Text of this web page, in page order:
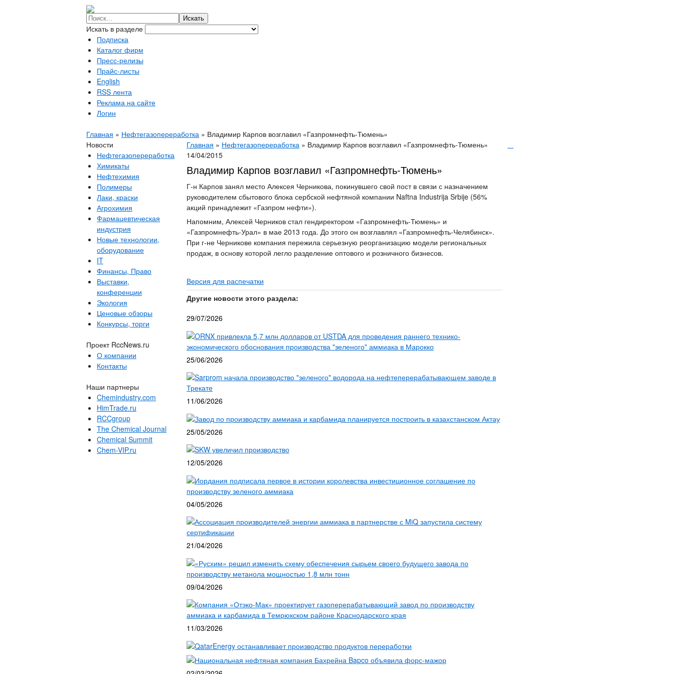
Искать в разделе
Подписка
Каталог фирм
Пресс-релизы
Прайс-листы
English
RSS лента
Реклама на сайте
Логин
Главная » Нефтегазопереработка » Владимир Карпов возглавил «Газпромнефть-Тюмень»
Новости
Нефтегазопереработка
Химикаты
Нефтехимия
Полимеры
Лаки, краски
Агрохимия
Фармацевтическая
индустрия
Новые технологии,
оборудование
IT
Финансы, Право
Выставки,
конференции
Экология
Ценовые обзоры
Конкурсы, торги
Проект RccNews.ru
О компании
Контакты
Наши партнеры
Chemindustry.com
HimTrade.ru
RCCgroup
The Chemical Journal
Chemical Summit
Chem-VIP.ru
Главная » Нефтегазопереработка » Владимир Карпов возглавил «Газпромнефть-Тюмень»
14/04/2015
Владимир Карпов возглавил «Газпромнефть-Тюмень»
Г-н Карпов занял место Алексея Черникова, покинувшего свой пост в связи с назначением
руководителем сбытового блока сербской нефтяной компании Naftna Industrija Srbije (56%
акций принадлежит «Газпром нефти»).
Напомним, Алексей Черников стал гендиректором «Газпромнефть-Тюмень» и
«Газпромнефть-Урал» в мае 2013 года. До этого он возглавлял «Газпромнефть-Челябинск».
При г-не Черникове компания пережила серьезную реорганизацию модели региональных
продаж, в основу которой легло разделение оптового и розничного бизнесов.
Версия для распечатки
Другие новости этого раздела:
29/07/2026
ORNX привлекла 5,7 млн долларов от USTDA для проведения раннего технико-
экономического обоснования производства "зеленого" аммиака в Марокко
25/06/2026
Sarprom начала производство "зеленого" водорода на нефтеперерабатывающем заводе в
Трекате
11/06/2026
Завод по производству аммиака и карбамида планируется построить в казахстанском Актау
25/05/2026
SKW увеличил производство
12/05/2026
Иордания подписала первое в истории королевства инвестиционное соглашение по
производству зеленого аммиака
04/05/2026
Ассоциация производителей энергии аммиака в партнерстве с MiQ запустила систему
сертификации
21/04/2026
«Русхим» решил изменить схему обеспечения сырьем своего будущего завода по
производству метанола мощностью 1,8 млн тонн
09/04/2026
Компания «Отэко-Мак» проектирует газоперерабатывающий завод по производству
аммиака и карбамида в Темрюкском районе Краснодарского края
11/03/2026
QatarEnergy останавливает производство продуктов переработки
Национальная нефтяная компания Бахрейна Bapco объявила форс-мажор